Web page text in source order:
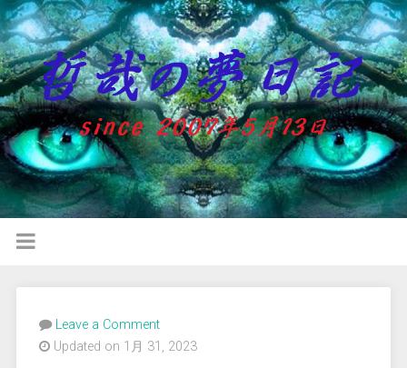
Leave a Comment
Updated on 1月 31, 2023